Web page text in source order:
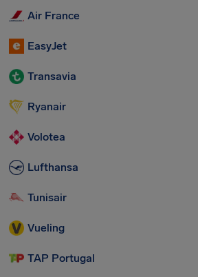
Air France
EasyJet
Transavia
Ryanair
Volotea
Lufthansa
Tunisair
Vueling
TAP Portugal